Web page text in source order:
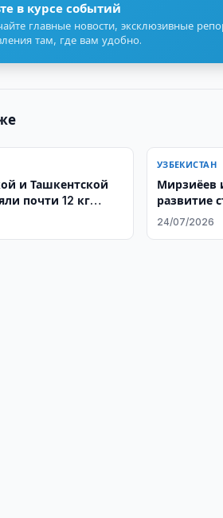
в курсе событий
главные новости, эксклюзивные
там, где вам удобно.
и Ташкентской
почти 12 кг
УЗБЕКИСТАН
Мирзиёев
развитие
партнерства
24/07/2026